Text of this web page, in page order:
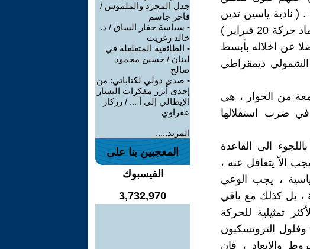
( نادية ياسين تدين
الصفقة بين قيادة العدل والإحسان وبين وزارة الداخلية عند اخماد حركة 20 فبراير )
عن اخلاله بأبسط
الشمولي ديمقراطي
من الحوار ، هي
ضرب استقلالها
الى القاعدة
الاّ يتغافل عنه ،
، يجب الوعي
، بل كذلك مع باقي
تمثيلية للحركة
وفلول التروتسكيون
والابعاد ، فان
جدل المجرد والملموس /
فاخر جاسم
- سياسة حفار الساق / د.
خالد زغريت
- الطائفية المتغلغلة في
لبنان / حسين محمود
صالح
- صدى دولي لكتاباتي: من
إحدى أبرز مفكرات اليسار
الإيطالي إلى أ ... / رزكار
عقراوي
المزيد.....
المعجبين بنا على
الفيسبوك
3,732,970